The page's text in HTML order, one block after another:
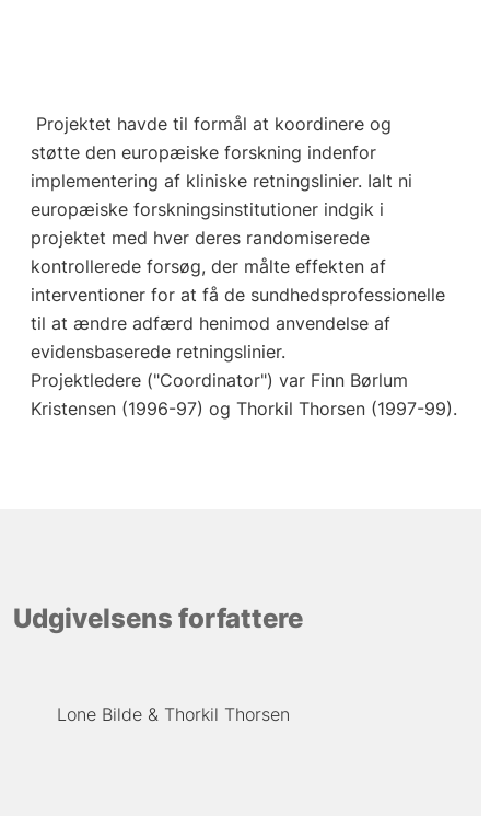
Projektet havde til formål at koordinere og
støtte den europæiske forskning indenfor
implementering af kliniske retningslinier. Ialt ni
europæiske forskningsinstitutioner indgik i
projektet med hver deres randomiserede
kontrollerede forsøg, der målte effekten af
interventioner for at få de sundhedsprofessionelle
til at ændre adfærd henimod anvendelse af
evidensbaserede retningslinier.
Projektledere ("Coordinator") var Finn Børlum
Kristensen (1996-97) og Thorkil Thorsen (1997-99).
Udgivelsens forfattere
Lone Bilde Thorkil Thorsen